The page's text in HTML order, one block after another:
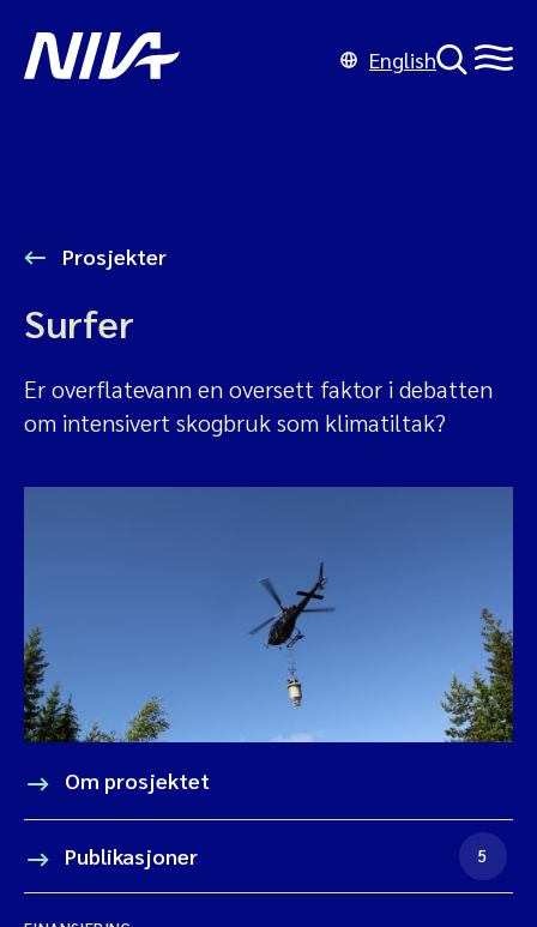
English
Prosjekter
Surfer
Er overflatevann en oversett faktor i debatten
om intensivert skogbruk som klimatiltak?
Om prosjektet
Publikasjoner 5